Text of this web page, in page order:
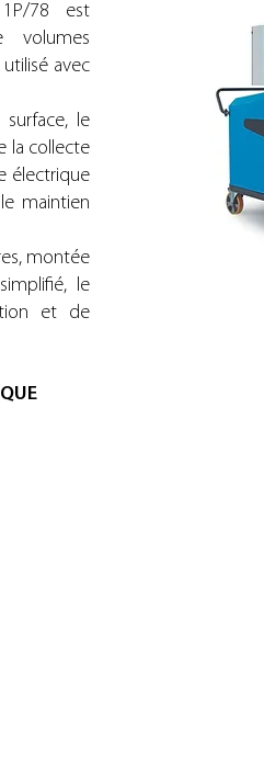
78 est
volumes
avec
le
la collecte
électrique
maintien
montée
le
et de